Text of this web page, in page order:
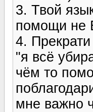
3. Твой
помощи не
4.
"я всё
чём то
мне важно